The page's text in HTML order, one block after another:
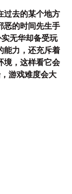
过去的某个地方
恶的时间先生手
无华却备受玩
能力，还充斥着
境，这样看它会
游戏难度会大